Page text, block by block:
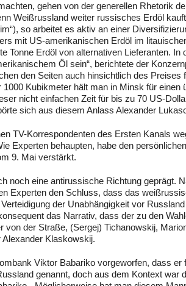
gehen von der generellen Rhetorik
Weißrussland weiter russisches Erdöl
so arbeitet es aktiv an einer
mit US-amerikanischen Erdöl im
Tonne Erdöl von alternativen Lieferanten. In
Öl sein“, berichtete der
den Seiten auch hinsichtlich des Preises
Kubikmeter hält man in Minsk für einen
nicht einfachen Zeit für bis zu 70 US-
sich aus diesem Anlass Alexander
TV-Korrespondenten des Ersten Kanals
Experten behaupten, habe den
9. Mai verstärkt.
noch eine antirussische Richtung geprägt.
Experten den Schluss, dass das
der Unabhängigkeit vor
das Narrativ, dass der zu den
der Straße, (Sergej) Tichanowskij,
Klaskowskij.
Viktor Babariko vorgeworfen, dass er
genannt, doch aus dem Kontext war